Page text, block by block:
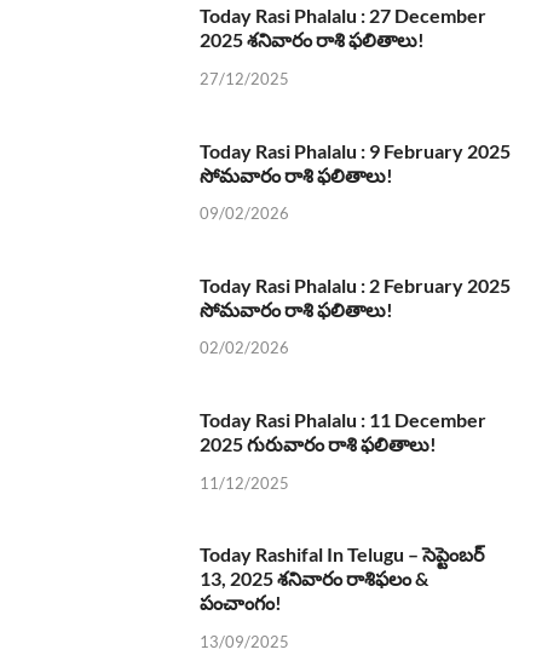
Today Rasi Phalalu : 27 December
2025 శనివారం రాశి ఫలితాలు!
27/12/2025
Today Rasi Phalalu : 9 February 2025
సోమవారం రాశి ఫలితాలు!
09/02/2026
Today Rasi Phalalu : 2 February 2025
సోమవారం రాశి ఫలితాలు!
02/02/2026
Today Rasi Phalalu : 11 December
2025 గురువారం రాశి ఫలితాలు!
11/12/2025
Today Rashifal In Telugu – సెప్టెంబర్
13, 2025 శనివారం రాశిఫలం &
పంచాంగం!
13/09/2025